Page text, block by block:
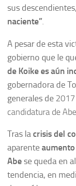
sus
naciente”.
A pesar de esta
gobierno que le
de Koike es aún
gobernadora de
generales de
candidatura de
Tras lacrisis del
aparente
Abese queda en
tendencia, en